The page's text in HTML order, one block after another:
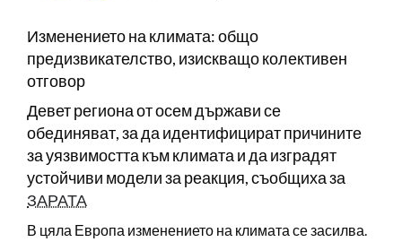
Изменението на климата: общо
предизвикателство, изискващо колективен
отговор
Девет региона от осем държави се
обединяват, за да идентифицират причините
за уязвимостта към климата и да изградят
устойчиви модели за реакция, съобщиха за
ЗАРАТА
В цяла Европа изменението на климата се засилва.